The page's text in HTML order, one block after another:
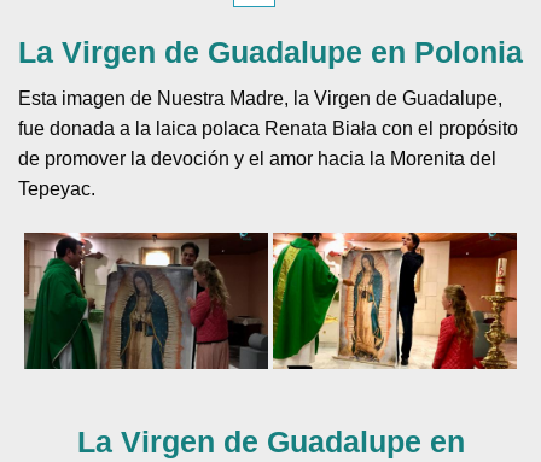
La Virgen de Guadalupe en Polonia
Esta imagen de Nuestra Madre, la Virgen de Guadalupe,
fue donada a la laica polaca Renata Biała con el propósito
de promover la devoción y el amor hacia la Morenita del
Tepeyac.
La Virgen de Guadalupe en